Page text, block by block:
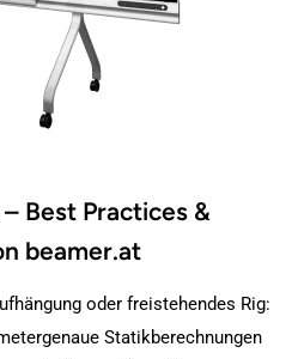
Best Practices &
beamer.at
oder freistehendes Rig:
Statik­berechnungen